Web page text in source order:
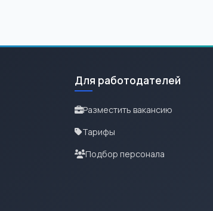
Для работодателей
Разместить вакансию
Тарифы
Подбор персонала